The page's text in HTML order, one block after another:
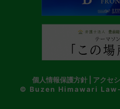
個人情報保護方針| アクセ
© Buzen Himawari